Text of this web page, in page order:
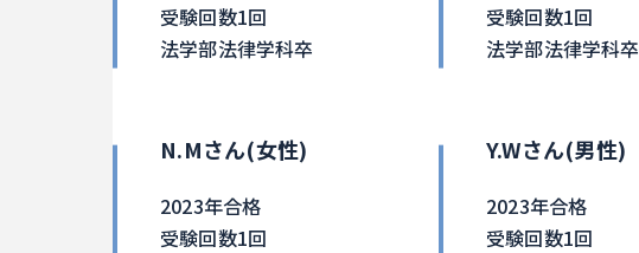
受験回数1回
法学部法律学科卒
受験回数1回
法学部法律学科卒
N.Mさん(女性)
2023年合格
受験回数1回
Y.Wさん(男性)
2023年合格
受験回数1回